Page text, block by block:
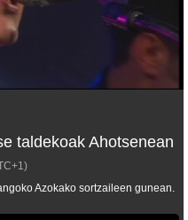
taldekoak Ahotsenean
Azokako sortzaileen gunean.